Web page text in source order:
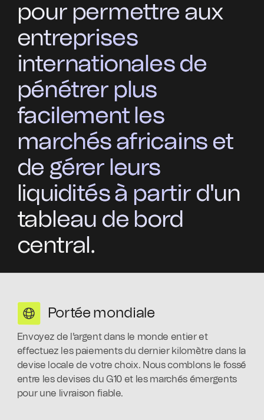
pour permettre aux
entreprises
internationales de
pénétrer plus
facilement les
marchés africains et
de gérer leurs
liquidités à partir d'un
tableau de bord
central.
Portée mondiale
Envoyez de l'argent dans le monde entier et
effectuez les paiements du dernier kilomètre dans la
devise locale de votre choix. Nous comblons le fossé
entre les devises du G10 et les marchés émergents
pour une livraison fiable.